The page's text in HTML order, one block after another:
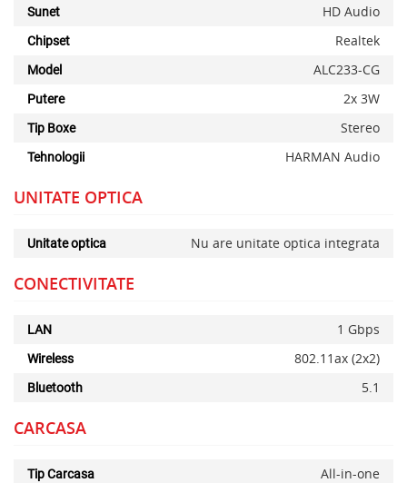
Sunet HD Audio
Chipset Realtek
Model ALC233-CG
Putere 2x 3W
Tip Boxe Stereo
Tehnologii HARMAN Audio
UNITATE OPTICA
Unitate optica Nu are unitate optica integrata
CONECTIVITATE
LAN 1 Gbps
Wireless 802.11ax (2x2)
Bluetooth 5.1
CARCASA
Tip Carcasa All-in-one